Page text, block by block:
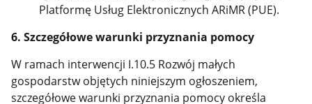
Platformę Usług Elektronicznych ARiMR (PUE).
6. Szczegółowe warunki przyznania pomocy
W ramach interwencji I.10.5 Rozwój małych
gospodarstw objętych niniejszym ogłoszeniem,
szczegółowe warunki przyznania pomocy określa